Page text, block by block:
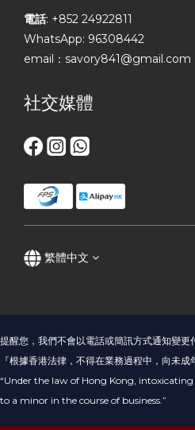
電話: +852 24922811
WhatsApp: 96308442
email：savory841@gmail.com
社交媒體
繁體中文
提醒您，我們不會以電話或簡訊方式通知變更
『根據香港法律，不得在業務過程中，向未成
“Under the law of Hong Kong,
to a minor in the course of business.”